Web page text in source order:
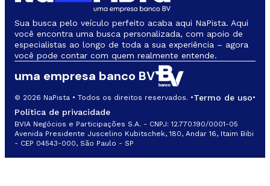
Sua busca pelo veículo perfeito acaba aqui NaPista. Aqui
você encontra uma busca personalizada, com apoio de
especialistas ao longo de toda a sua experiência – agora
você pode contar com quem realmente entende.
© 2026 NaPista • Todos os direitos reservados. •Termo de uso•
Política de privacidade
BVIA Negócios e Participações S.A. - CNPJ: 12.770.190/0001-05
Avenida Presidente Juscelino Kubitschek, 180, Andar 16, Itaim Bibi
- CEP 04543-000, São Paulo - SP
uma empresa banco BV